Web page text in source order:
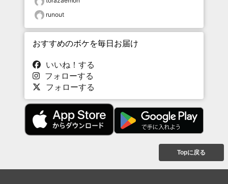
runout
おすすめのボケを毎日お届け
いいね！する
フォローする
フォローする
Topに戻る